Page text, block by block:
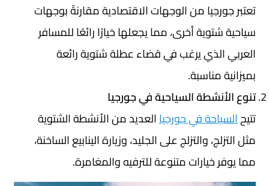
تعتبر جورجيا من الوجهات الاقتصادية مقارنةً بوجهات
سياحية شتوية أخرى، مما يجعلها خيارًا رائعًا للمسافر
العربي الذي يرغب في قضاء عطلة شتوية رائعة
بميزانية مناسبة.
تنوع الأنشطة السياحية في جورجيا
تتيحالسياحة في جورجياالعديد من الأنشطة الشتوية
مثل التزلج، والتزلج على الجليد، وزيارة الينابيع الساخنة،
مما يوفر خيارات متنوعة للترفيه والمغامرة.